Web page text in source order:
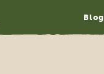
Blog